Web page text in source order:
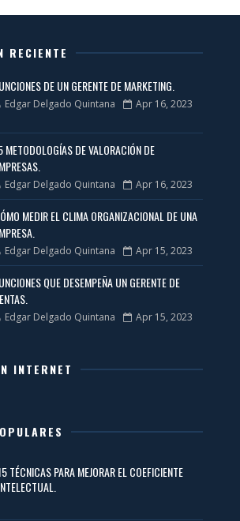
RECIENTE
DE UN GERENTE DE MARKETING.
Edgar Delgado Quintana Apr 16, 2023
METODOLOGÍAS DE VALORACIÓN DE
Edgar Delgado Quintana Apr 16, 2023
MEDIR EL CLIMA ORGANIZACIONAL DE UNA
Edgar Delgado Quintana Apr 15, 2023
QUE DESEMPEÑA UN GERENTE DE
Edgar Delgado Quintana Apr 15, 2023
INTERNET
TÉCNICAS PARA MEJORAR EL COEFICIENTE